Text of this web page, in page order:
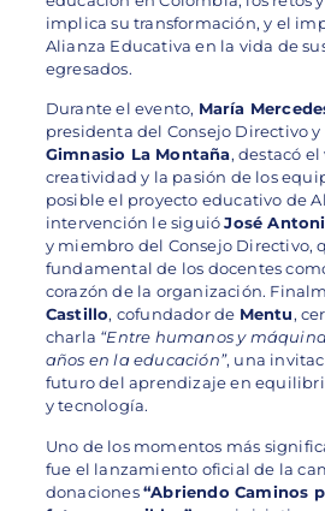
implica su transformación, y el
Alianza Educativa en la vida de
egresados.
Durante el evento, María
presidenta del Consejo Directivo y
Gimnasio La Montaña, destacó
creatividad y la pasión de los
posible el proyecto educativo de
intervención le siguióJosé
y miembro del Consejo Directivo,
fundamental de los docentes
corazón de la organización.
Castillo, cofundador de Mentu,
charla “Entre humanos y
años en la educación”, una
futuro del aprendizaje en
y tecnología.
Uno de los momentos más
fue el lanzamiento oficial de la
donaciones“Abriendo Caminos